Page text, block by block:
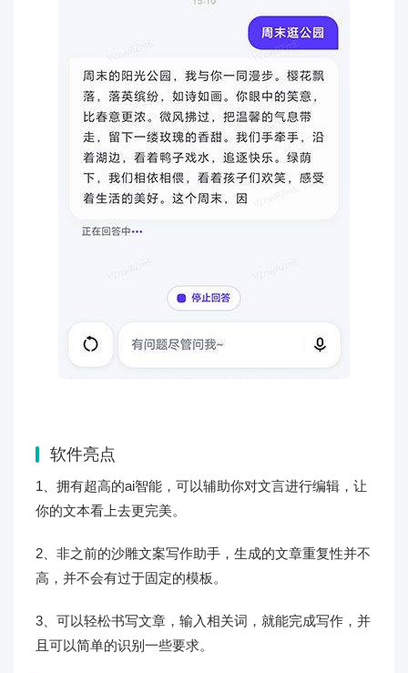
软件亮点
1、拥有超高的ai智能，可以辅助你对文言进行编辑，让
你的文本看上去更完美。
2、非之前的沙雕文案写作助手，生成的文章重复性并不
高，并不会有过于固定的模板。
3、可以轻松书写文章，输入相关词，就能完成写作，并
且可以简单的识别一些要求。